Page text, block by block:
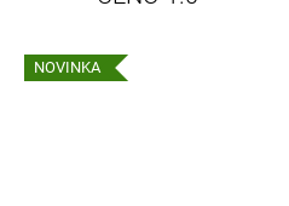
NOVINKA